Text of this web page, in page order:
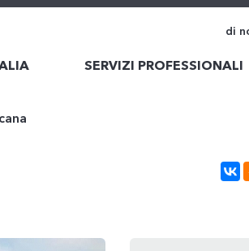
di
SERVIZI PROFESSIONALI